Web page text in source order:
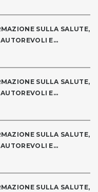
SULLA SALUTE,
E...
SULLA SALUTE,
E...
SULLA SALUTE,
E...
SULLA SALUTE,